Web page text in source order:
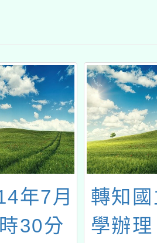
臺北大
第二期
2025
日-臺